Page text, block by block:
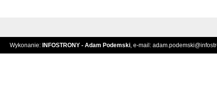
Wykonanie: INFOSTRONY - Adam Podemski, e-mail: